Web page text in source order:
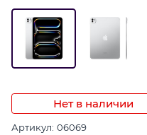
Нет в наличии
Артикул: 06069